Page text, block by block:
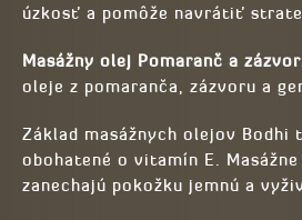
úzkosť a pomôže navrátiť
Masážny olej Pomaranč a zázvor
oleje z pomaranča, zázvoru a
Základ masážnych olejov
obohatené o vitamín E.
zanechajú pokožku jemnú a